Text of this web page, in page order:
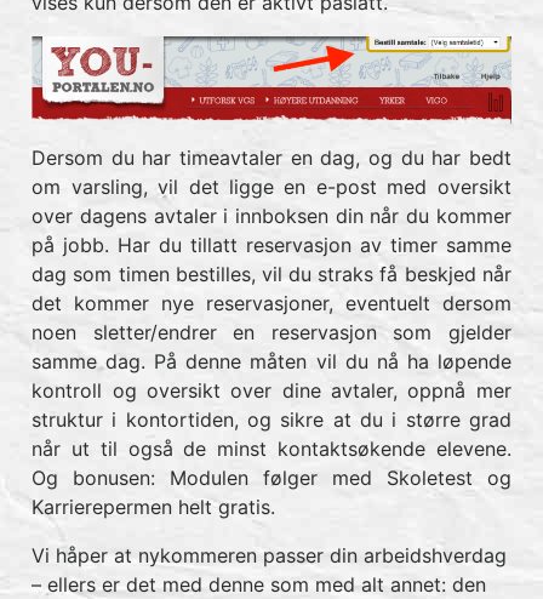
Dersom du har timeavtaler en dag, og du har bedt
om varsling, vil det ligge en e-post med oversikt
over dagens avtaler i innboksen din når du kommer
på jobb. Har du tillatt reservasjon av timer samme
dag som timen bestilles, vil du straks få beskjed når
det kommer nye reservasjoner, eventuelt dersom
noen sletter/endrer en reservasjon som gjelder
samme dag. På denne måten vil du nå ha løpende
kontroll og oversikt over dine avtaler, oppnå mer
struktur i kontortiden, og sikre at du i større grad
når ut til også de minst kontaktsøkende elevene.
Og bonusen: Modulen følger med Skoletest og
Karrierepermen helt gratis.
Vi håper at nykommeren passer din arbeidshverdag
– ellers er det med denne som med alt annet: den